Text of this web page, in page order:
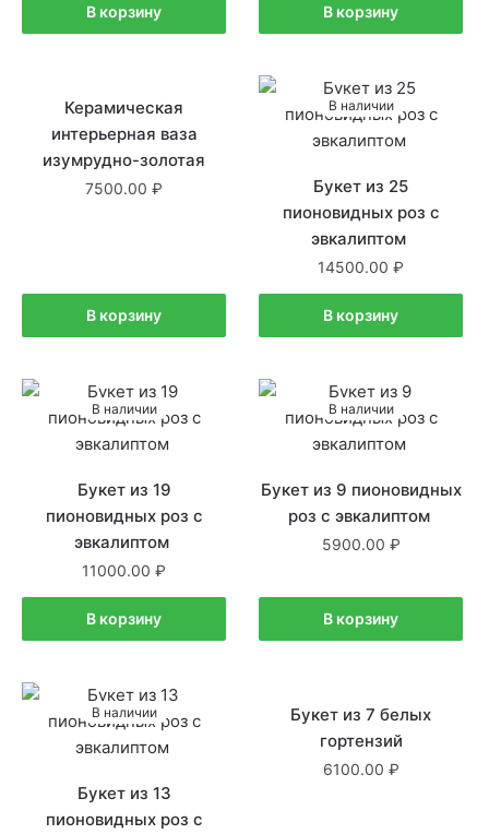
В корзину В корзину
В наличии
Керамическая
интерьерная ваза
изумрудно-золотая
7500.00
В корзину
В наличии
Букет из 25
пионовидных роз с
эвкалиптом
14500.00
В корзину
В наличии
Букет из 19
пионовидных роз с
эвкалиптом
11000.00
В корзину
В наличии
Букет из 9 пионовидных
роз с эвкалиптом
5900.00
В корзину
В наличии
Букет из 13
пионовидных роз с
В наличии
Букет из 7 белых
гортензий
6100.00